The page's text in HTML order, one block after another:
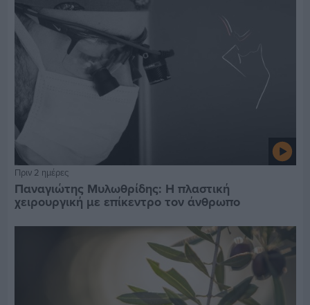
Πριν 2 ημέρες
Παναγιώτης Μυλωθρίδης: Η πλαστική
χειρουργική με επίκεντρο τον άνθρωπο